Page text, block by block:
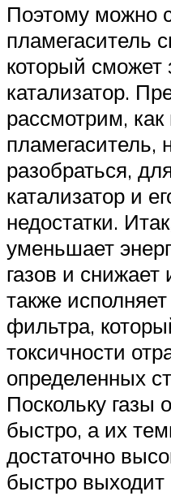
Поэтому можно
пламегаситель
который сможет
катализатор.
рассмотрим,
пламегаситель,
разобраться,
катализатор и
недостатки.
уменьшает
газов и снижает
также
фильтра,
токсичности
определенных
Поскольку газы
быстро, а их
достаточно
быстро выходит